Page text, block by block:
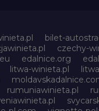
bilet-
czechy-
edalnice.org
litwa-winieta.pl
rumuniawinieta.pl